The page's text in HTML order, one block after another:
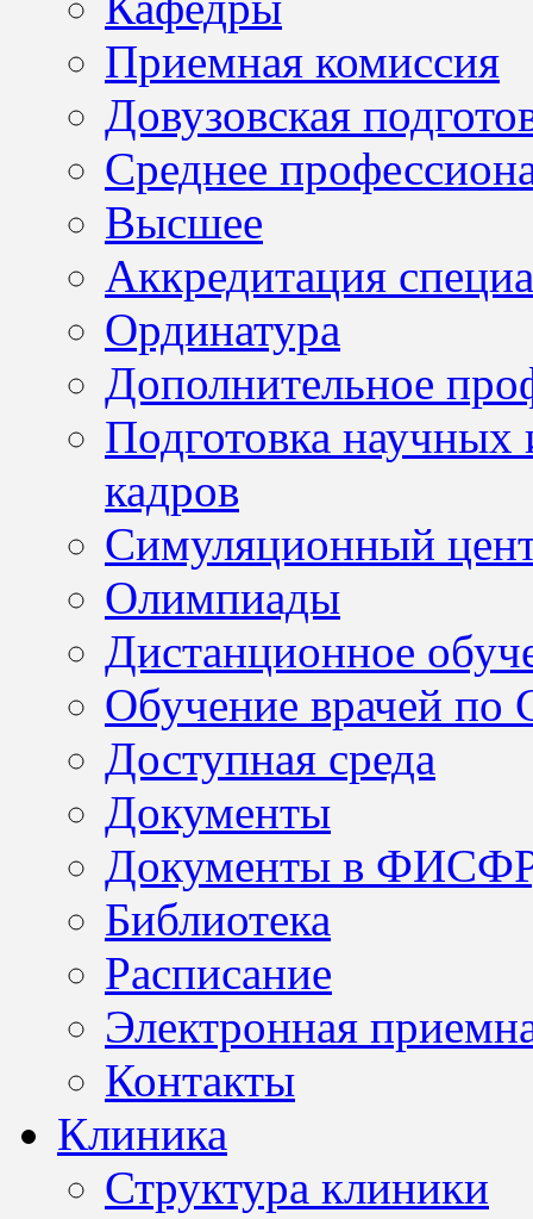
Приемная комиссия
Довузовская
Среднее
Высшее
Аккредитация
Ординатура
Дополнительное
Подготовка научных
кадров
Симуляционный
Олимпиады
Дистанционное
Обучение врачей по
Доступная среда
Документы
Документы в
Библиотека
Расписание
Электронная
Контакты
Клиника
Структура клиники